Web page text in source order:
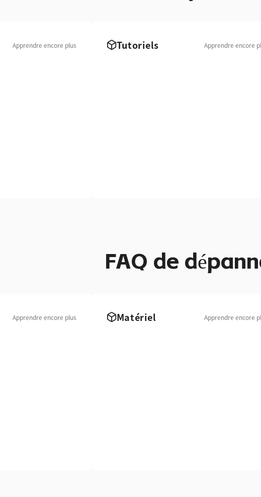
Apprendre encore plus Tutoriels Apprendre encore
FAQ de
Apprendre encore plus Matériel Apprendre encore